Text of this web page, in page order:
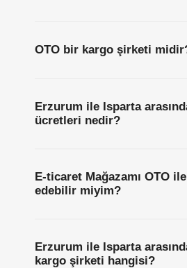
OTO bir kargo şirketi
Erzurum ile Isparta
ücretleri nedir?
E-ticaret Mağazamı OTO
edebilir miyim?
Erzurum ile Isparta
kargo şirketi hangisi?